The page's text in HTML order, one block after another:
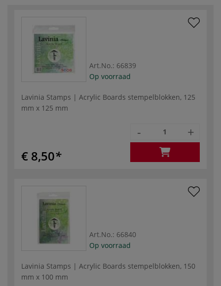
Art.No.: 66839
Op voorraad
Lavinia Stamps | Acrylic Boards stempelblokken, 125
mm x 125 mm
€ 8,50
- +
Art.No.: 66840
Op voorraad
Lavinia Stamps | Acrylic Boards stempelblokken, 150
mm x 100 mm